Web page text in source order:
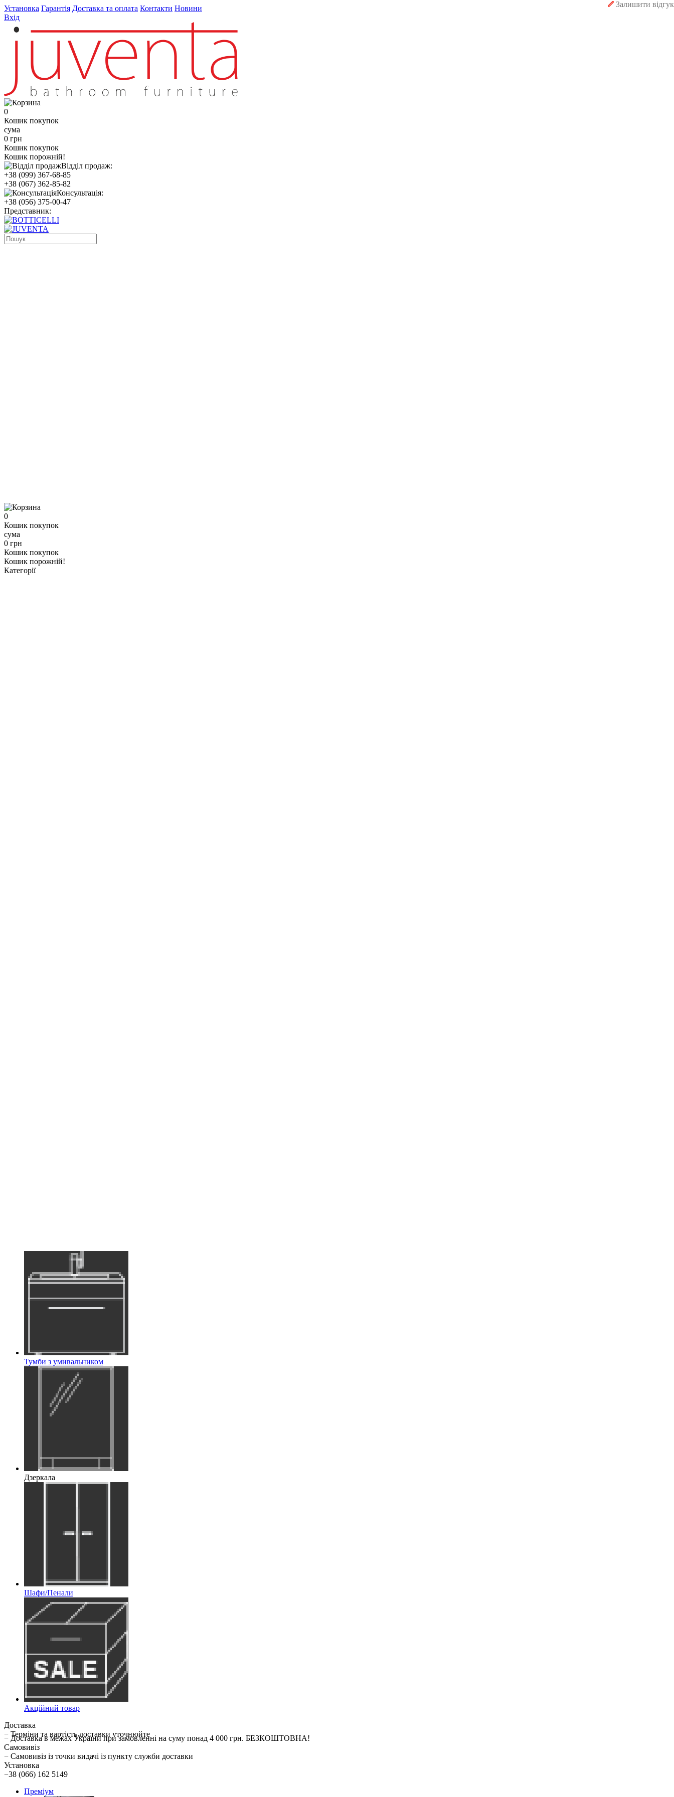
Установка Гарантія Доставка та оплата Контакти Новини
Вхід
0
Кошик покупок
сума
0 грн
Кошик покупок
Кошик порожній!
Відділ продаж:
+38 (099) 367-68-85
+38 (067) 362-85-82
Консультація:
+38 (056) 375-00-47
Представник:
0
Кошик покупок
сума
0 грн
Кошик покупок
Кошик порожній!
Категорії
Тумби з умивальником
Дзеркала
Шафи/Пенали
Акційний товар
Доставка
− Терміни та вартість доставки уточнюйте
− Доставка в межах України при замовленні на суму понад 4 000 грн. БЕЗКОШТОВНА!
Самовивіз
− Самовивіз із точки видачі із пункту служби доставки
Установка
−38 (066) 162 5149
Преміум
Залишити відгук